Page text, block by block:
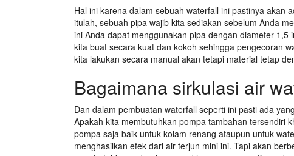
Hal ini karena dalam sebuah waterfall ini pastinya akan
itulah, sebuah pipa wajib kita sediakan sebelum Anda
ini Anda dapat menggunakan pipa dengan diameter
kita buat secara kuat dan kokoh sehingga pengecoran
kita lakukan secara manual akan tetapi material tetap
Bagaimana sirkulasi air
Dan dalam pembuatan waterfall seperti ini pasti ada
Apakah kita membutuhkan pompa tambahan tersendiri
pompa saja baik untuk kolam renang ataupun untuk
menghasilkan efek dari air terjun mini ini. Tapi akan